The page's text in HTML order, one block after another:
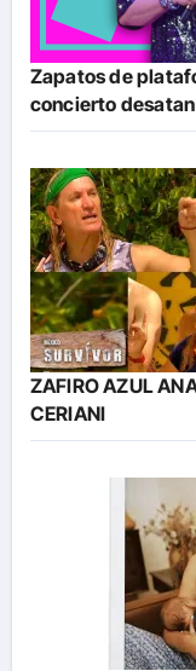
Zapatos de
concierto
ZAFIRO AZUL
CERIANI